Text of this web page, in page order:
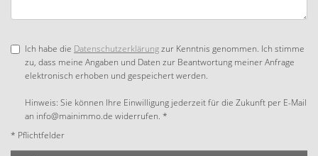
Ich habe die Datenschutzerklärungzur Kenntnis genommen. Ich stimme
zu, dass meine Angaben und Daten zur Beantwortung meiner Anfrage
elektronisch erhoben und gespeichert werden.
Hinweis: Sie können Ihre Einwilligung jederzeit für die Zukunft per E-Mail
an info@mainimmo.de widerrufen. *
* Pflichtfelder